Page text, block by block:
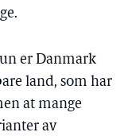
er Danmark
land, som har
at mange
av